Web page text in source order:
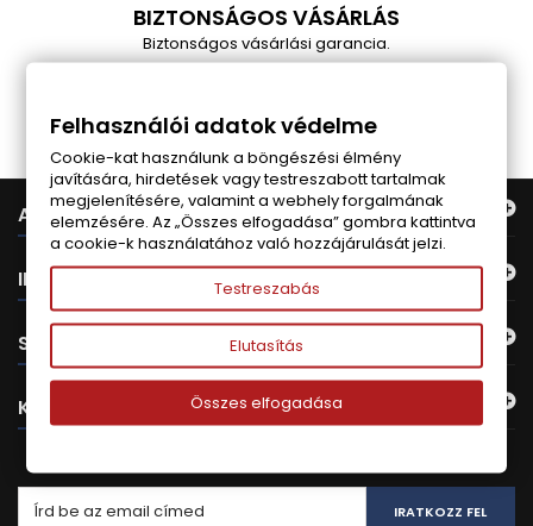
BIZTONSÁGOS VÁSÁRLÁS
Biztonságos vásárlási garancia.
AJÁNLATUNK
INFORMÁCIÓ
SAJÁT FIÓK
KAPCSOLAT
IRATKOZZ FEL
Felhasználói adatok védelme
Cookie-kat használunk a böngészési élmény
javítására, hirdetések vagy testreszabott tartalmak
megjelenítésére, valamint a webhely forgalmának
elemzésére. Az „Összes elfogadása” gombra kattintva
a cookie-k használatához való hozzájárulását jelzi.
Testreszabás
Elutasítás
Összes elfogadása